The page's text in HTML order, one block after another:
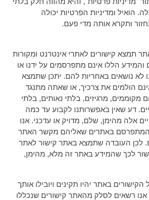
הואיל ומדיניות הפרטיות יכולה
ותקרא אותה מדי פעם.
תמצא קישורים לאתרי אינטרנט ומקורות
הללו אינם מתפרסמים על ידנו או
לא נושאים באחריות להם. יתכן שתמצא
הולמים את צרכיך, או שאתה מתנגד
מקוממים, מרגיזים, בלתי נאותים, בלתי
דע שאין באפשרותנו לקבוע עד כמה
אלה מהימן, שלם, מדויק או עדכני. אנו
המתפרסם באתרים שאליהם מקשר האתר
לכן העובדה שתמצא באתר קישור לאתר
לכך שהמידע באתר זה מלא, מהימן,
באתר יהיו תקינים ויובילו אותך
רשאים לסלק מהאתר קישורים שנכללו